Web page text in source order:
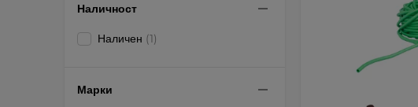
Наличност
Наличен (1)
Марки